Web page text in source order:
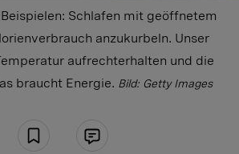
Schlafen mit geöffnetem
anzukurbeln. Unser
aufrechterhalten und die
braucht Energie. Bild: Getty Images